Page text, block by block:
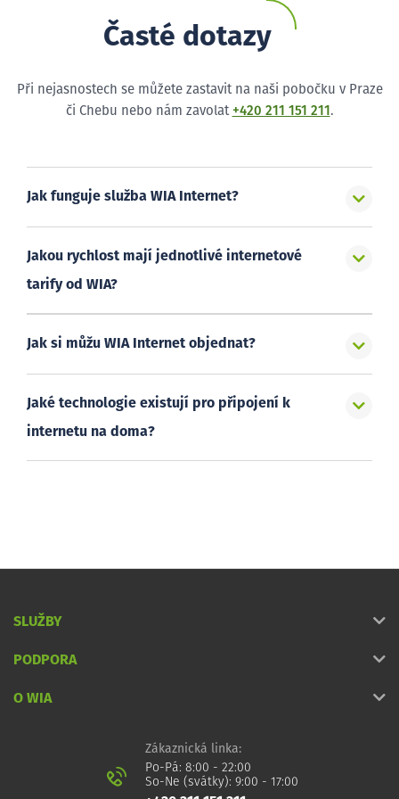
Časté dotazy
Při nejasnostech se můžete zastavit na naši pobočku v Praze
či Chebu nebo nám zavolat +420 211 151 211 .
Jak funguje služba WIA Internet?
Jakou rychlost mají jednotlivé internetové
tarify od WIA?
Jak si můžu WIA Internet objednat?
Jaké technologie existují pro připojení k
internetu na doma?
SLUŽBY
PODPORA
O WIA
Zákaznická linka:
Po-Pá: 8:00 - 22:00
So-Ne (svátky): 9:00 - 17:00